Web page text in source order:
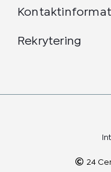
Rekrytering
24